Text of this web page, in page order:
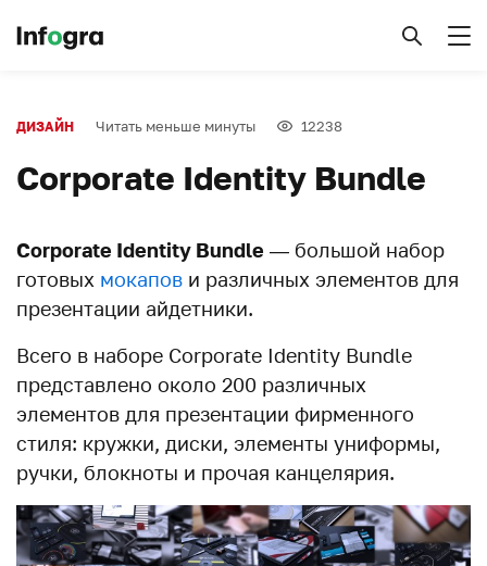
ДИЗАЙН Читать меньше минуты 12238
Corporate Identity Bundle
Corporate Identity Bundle — большой набор
готовых мокапов и различных элементов для
презентации айдетники.
Всего в наборе Corporate Identity Bundle
представлено около 200 различных
элементов для презентации фирменного
стиля: кружки, диски, элементы униформы,
ручки, блокноты и прочая канцелярия.